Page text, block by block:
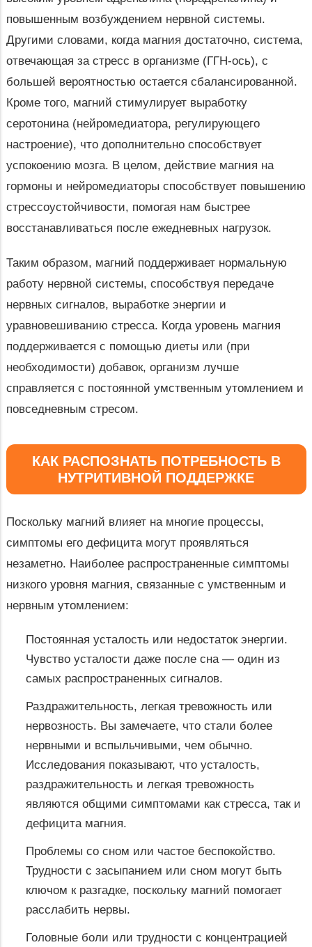
повышенным возбуждением нервной системы.
Другими словами, когда магния достаточно, система,
отвечающая за стресс в организме (ГГН-ось), с
большей вероятностью остается сбалансированной.
Кроме того, магний стимулирует выработку
серотонина (нейромедиатора, регулирующего
настроение), что дополнительно способствует
успокоению мозга. В целом, действие магния на
гормоны и нейромедиаторы способствует повышению
стрессоустойчивости, помогая нам быстрее
восстанавливаться после ежедневных нагрузок.
Таким образом, магний поддерживает нормальную
работу нервной системы, способствуя передаче
нервных сигналов, выработке энергии и
уравновешиванию стресса. Когда уровень магния
поддерживается с помощью диеты или (при
необходимости) добавок, организм лучше
справляется с постоянной умственным утомлением и
повседневным стресом.
КАК РАСПОЗНАТЬ ПОТРЕБНОСТЬ В
НУТРИТИВНОЙ ПОДДЕРЖКЕ
Поскольку магний влияет на многие процессы,
симптомы его дефицита могут проявляться
незаметно. Наиболее распространенные симптомы
низкого уровня магния, связанные с умственным и
нервным утомлением:
Постоянная усталость или недостаток энергии.
Чувство усталости даже после сна — один из
самых распространенных сигналов.
Раздражительность, легкая тревожность или
нервозность. Вы замечаете, что стали более
нервными и вспыльчивыми, чем обычно.
Исследования показывают, что усталость,
раздражительность и легкая тревожность
являются общими симптомами как стресса, так и
дефицита магния.
Проблемы со сном или частое беспокойство.
Трудности с засыпанием или сном могут быть
ключом к разгадке, поскольку магний помогает
расслабить нервы.
Головные боли или трудности с концентрацией